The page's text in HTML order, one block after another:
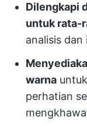
Dilengkapi
untuk rata-
analisis
warna
perhatian